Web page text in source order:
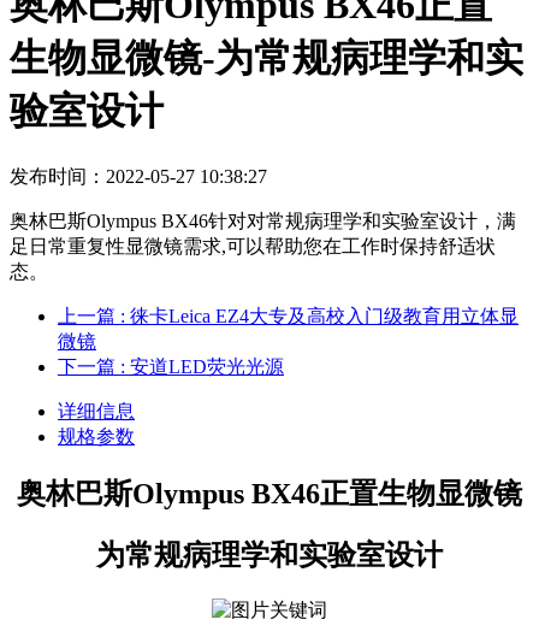
生物显微镜-为常规病理学和实
验室设计
发布时间：2022-05-27 10:38:27
奥林巴斯Olympus BX46针对对常规病理学和实验室设计，满
足日常重复性显微镜需求,可以帮助您在工作时保持舒适状
态。
上一篇 : 徕卡Leica EZ4大专及高校入门级教育用立体显
微镜
下一篇 : 安道LED荧光光源
详细信息
规格参数
奥林巴斯Olympus BX46正置生物显微镜
为常规病理学和实验室设计